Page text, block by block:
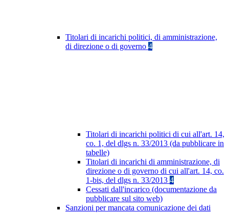
Titolari di incarichi politici, di amministrazione,
di direzione o di governo 4
Titolari di incarichi politici di cui all'art. 14,
co. 1, del dlgs n. 33/2013 (da pubblicare in
tabelle)
Titolari di incarichi di amministrazione, di
direzione o di governo di cui all'art. 14, co.
1-bis, del dlgs n. 33/2013 4
Cessati dall'incarico (documentazione da
pubblicare sul sito web)
Sanzioni per mancata comunicazione dei dati